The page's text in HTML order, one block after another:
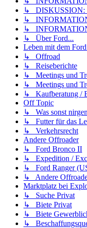
↳ DISKUSSION:
↳
↳
↳ Über Ford...
Leben mit dem
↳ Offroad
↳ Reiseberichte
↳ Meetings und
↳ Meetings und
↳ Kaufberatung /
Off Topic
↳ Was sonst
↳ Futter für das
↳ Verkehrsrecht
Andere Offroader
↳ Ford Bronco II
↳ Expedition /
↳ Ford Ranger
↳ Andere
Marktplatz bei
↳ Suche Privat
↳ Biete Privat
↳ Biete
↳